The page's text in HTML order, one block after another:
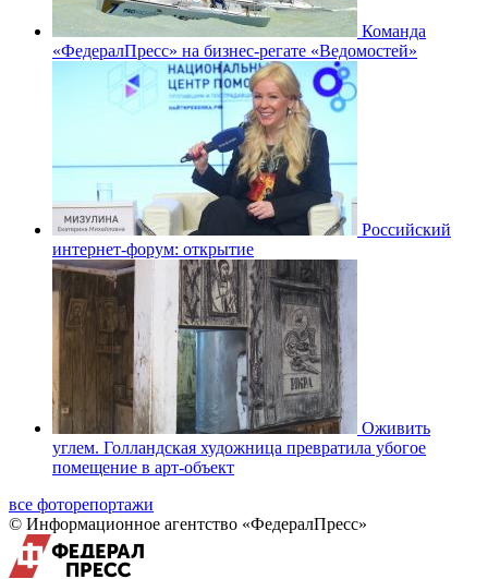
Команда
«ФедералПресс» на бизнес-регате «Ведомостей»
Российский
интернет-форум: открытие
Оживить
углем. Голландская художница превратила убогое
помещение в арт-объект
все фоторепортажи
© Информационное агентство «ФедералПресс»